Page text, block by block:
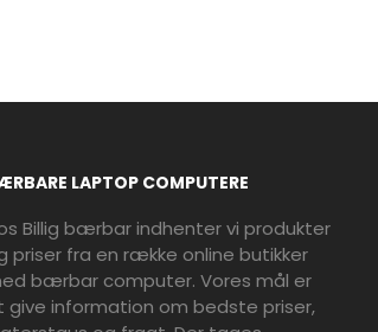
LAPTOP COMPUTERE
Billig bærbar indhenter vi produkter
priser fra en række online butikker
bærbar computer. Vores mål er
give information om bedste priser,